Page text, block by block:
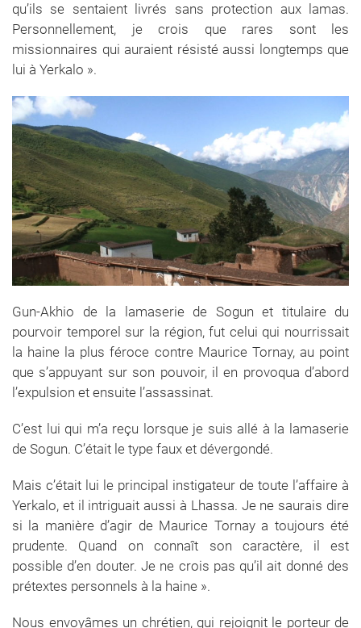
qu’ils se sentaient livrés sans protection aux lamas.
Personnellement, je crois que rares sont les
missionnaires qui auraient résisté aussi longtemps que
lui à Yerkalo ».
Gun-Akhio de la lamaserie de Sogun et titulaire du
pourvoir temporel sur la région, fut celui qui nourrissait
la haine la plus féroce contre Maurice Tornay, au point
que s’appuyant sur son pouvoir, il en provoqua d’abord
l’expulsion et ensuite l’assassinat.
C’est lui qui m’a reçu lorsque je suis allé à la lamaserie
de Sogun. C’était le type faux et dévergondé.
Mais c’était lui le principal instigateur de toute l’affaire à
Yerkalo, et il intriguait aussi à Lhassa. Je ne saurais dire
si la manière d’agir de Maurice Tornay a toujours été
prudente. Quand on connaît son caractère, il est
possible d’en douter. Je ne crois pas qu’il ait donné des
prétextes personnels à la haine ».
Nous envoyâmes un chrétien, qui rejoignit le porteur de